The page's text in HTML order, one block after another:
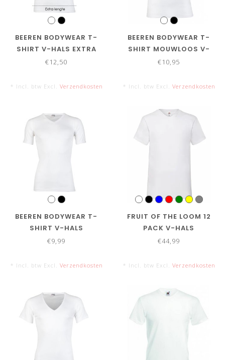
BEEREN BODYWEAR T-
SHIRT V-HALS EXTRA
LANG
€12,50
* Incl. btw Excl. Verzendkosten
BEEREN BODYWEAR T-
SHIRT MOUWLOOS V-
HALS
€10,95
* Incl. btw Excl. Verzendkosten
BEEREN BODYWEAR T-
SHIRT V-HALS
€9,99
* Incl. btw Excl. Verzendkosten
FRUIT OF THE LOOM 12
PACK V-HALS
€44,99
* Incl. btw Excl. Verzendkosten